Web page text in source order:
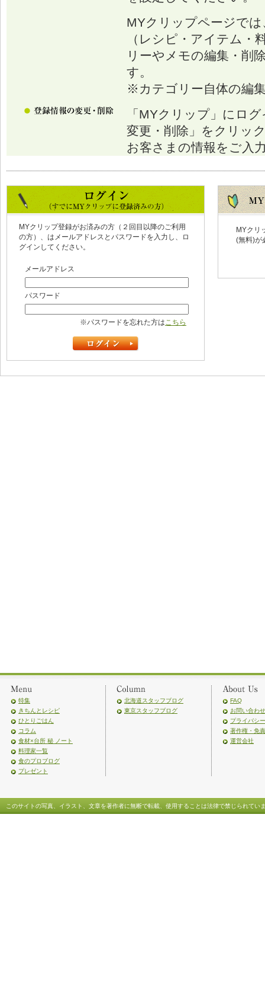
MYクリップページで
（レシピ・アイテム・
リーやメモの編集・削
す。
※カテゴリー自体の編
「MYクリップ」にロ
変更・削除」をクリッ
お客さまの情報をご入
MYクリップ登録がお済みの方（２回目以降のご利用
の方）、はメールアドレスとパスワードを入力し、ロ
グインしてください。
メールアドレス
パスワード
※パスワードを忘れた方はこちら
MYクリ
(無料)が
特集
きちんとレシピ
ひとりごはん
コラム
食材×台所 秘 ノート
料理家一覧
食のプロブログ
プレゼント
北海道スタッフブログ
東京スタッフブログ
FAQ
お問い合わせ
プライバシ
著作権・免
運営会社
このサイトの写真、イラスト、文章を著作者に無断で転載、使用することは法律で禁じられてい